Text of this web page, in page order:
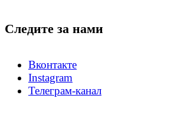
Следите за нами
Вконтакте
Instagram
Телеграм-канал